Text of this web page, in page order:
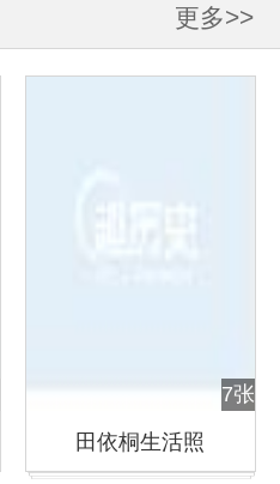
更多>>
7张
田依桐生活照